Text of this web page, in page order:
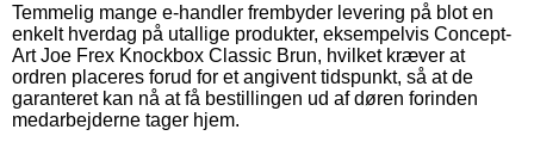
Temmelig mange e-handler frembyder levering på blot en
enkelt hverdag på utallige produkter, eksempelvis Concept-
Art Joe Frex Knockbox Classic Brun, hvilket kræver at
ordren placeres forud for et angivent tidspunkt, så at de
garanteret kan nå at få bestillingen ud af døren forinden
medarbejderne tager hjem.